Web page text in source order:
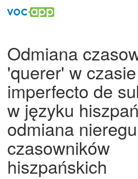
Odmiana
'querer' w
imperfecto de
w języku
odmiana
czasowników
hiszpańskich